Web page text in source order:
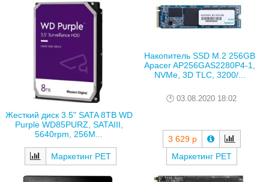
Жесткий диск 3.5" SATA 8TB WD
Purple WD85PURZ, SATAIII,
5640rpm, 256M...
Маркетинг РЕТ
Накопитель SSD M.2 256GB
Apacer AP256GAS2280P4-1,
NVMe, 3D TLC, 3200/...
03.08.2020 18:02
3 629 р
Маркетинг РЕТ